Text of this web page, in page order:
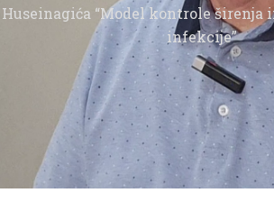
Huseinagića “Model kontrole širenja
infekcije”